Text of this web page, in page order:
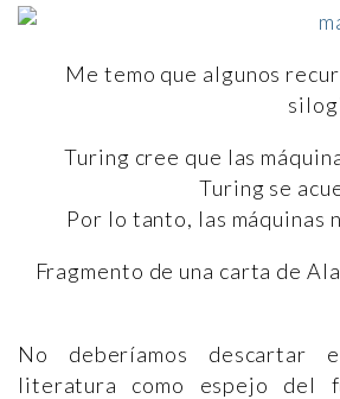
Me temo que algunos
Turing cree que las
Turing se
Por lo tanto, las máquinas
Fragmento de una carta de
No deberíamos
literatura como espejo del